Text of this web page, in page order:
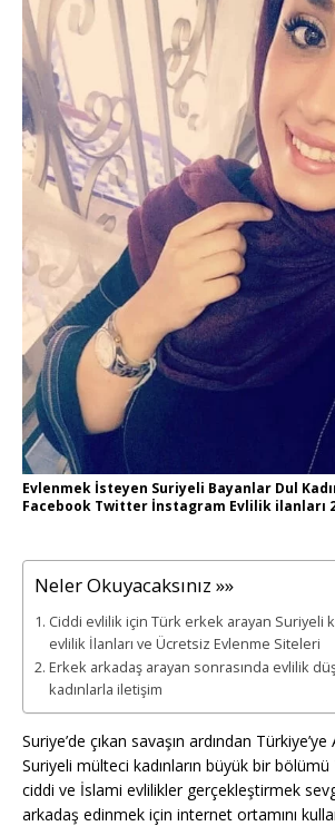
Evlenmek İsteyen Suriyeli Bayanlar Dul
Facebook Twitter İnstagram Evlilik ilanları
Neler Okuyacaksınız »»
Ciddi evlilik için Türk erkek arayan Suriyeli
evlilik İlanları ve Ücretsiz Evlenme Siteleri
Erkek arkadaş arayan sonrasında evlilik
kadınlarla iletişim
Suriye’de çıkan savaşın ardından Türkiye’ye
Suriyeli mülteci kadınların büyük bir
ciddi ve İslami evlilikler gerçekleştirmek
arkadaş edinmek için internet ortamını